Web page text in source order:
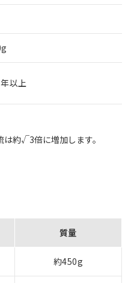
以上
約√3倍に増加します。
質量
約450g